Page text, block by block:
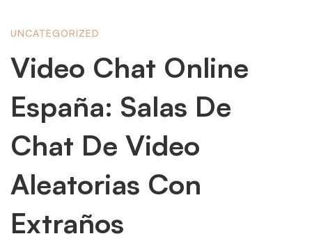
Video
Chat
Online
España:
UNCATEGORIZED
Video Chat Online
España: Salas De
Chat De Video
Aleatorias Con
Extraños